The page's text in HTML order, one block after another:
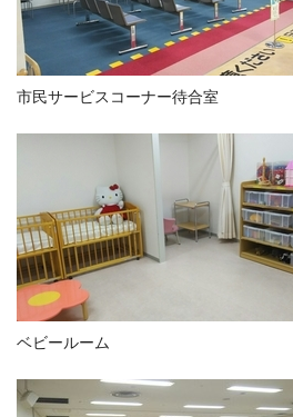
市民サービスコーナー待合室
ベビールーム